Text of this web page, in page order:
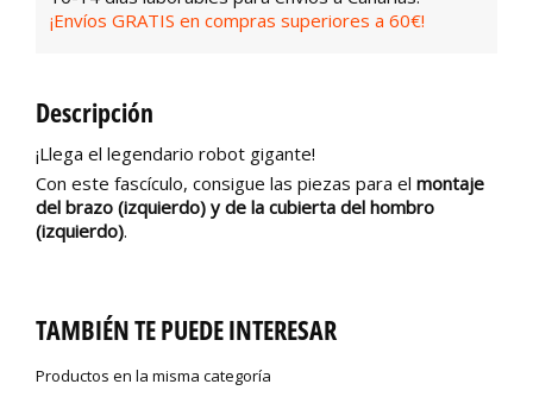
¡Envíos GRATIS en compras superiores a 60€!
Descripción
¡Llega el legendario robot gigante!
Con este fascículo, consigue las piezas para el montaje
del brazo (izquierdo) y de la cubierta del hombro
(izquierdo).
TAMBIÉN TE PUEDE INTERESAR
Productos en la misma categoría